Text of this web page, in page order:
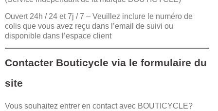
Ouvert 24h / 24 et 7j / 7 – Veuillez inclure le numéro de
colis que vous avez reçu dans l’email de suivi ou
disponible dans l’espace client
Contacter Bouticycle via le formulaire du
site
Vous souhaitez entrer en contact avec BOUTICYCLE?